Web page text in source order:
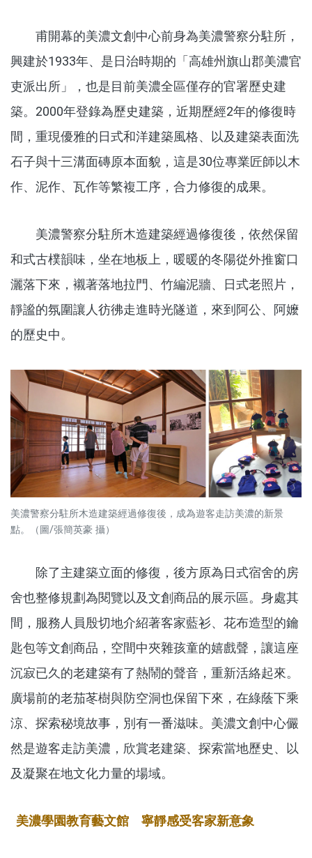
甫開幕的美濃文創中心前身為美濃警察分駐所，
興建於1933年、是日治時期的「高雄州旗山郡美濃官
吏派出所」，也是目前美濃全區僅存的官署歷史建
築。2000年登錄為歷史建築，近期歷經2年的修復時
間，重現優雅的日式和洋建築風格、以及建築表面洗
石子與十三溝面磚原本面貌，這是30位專業匠師以木
作、泥作、瓦作等繁複工序，合力修復的成果。
美濃警察分駐所木造建築經過修復後，依然保留
和式古樸韻味，坐在地板上，暖暖的冬陽從外推窗口
灑落下來，襯著落地拉門、竹編泥牆、日式老照片，
靜謐的氛圍讓人彷彿走進時光隧道，來到阿公、阿嬤
的歷史中。
美濃警察分駐所木造建築經過修復後，成為遊客走訪美濃的新景
點。（圖/張簡英豪 攝）
除了主建築立面的修復，後方原為日式宿舍的房
舍也整修規劃為閱覽以及文創商品的展示區。身處其
間，服務人員殷切地介紹著客家藍衫、花布造型的鑰
匙包等文創商品，空間中夾雜孩童的嬉戲聲，讓這座
沉寂已久的老建築有了熱鬧的聲音，重新活絡起來。
廣場前的老茄苳樹與防空洞也保留下來，在綠蔭下乘
涼、探索秘境故事，別有一番滋味。美濃文創中心儼
然是遊客走訪美濃，欣賞老建築、探索當地歷史、以
及凝聚在地文化力量的場域。
美濃學園教育藝文館 寧靜感受客家新意象